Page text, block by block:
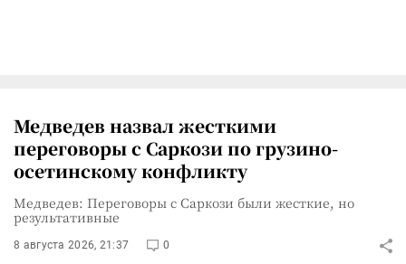
Медведев назвал жесткими
переговоры с Саркози по грузино-
осетинскому конфликту
Медведев: Переговоры с Саркози были жесткие, но
результативные
8 августа 2026, 21:37 0